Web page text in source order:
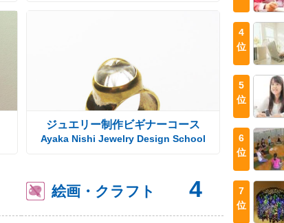
ジュエリー制作ビギナーコース
Ayaka Nishi Jewelry Design School
絵画・クラフト 4
4
位
5
位
6
位
7
位